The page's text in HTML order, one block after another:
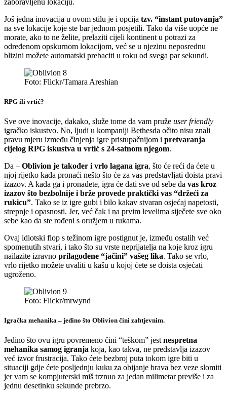
Još jedna inovacija u ovom stilu je i opcija tzv. “instant putovanja”
na sve lokacije koje ste bar jednom posjetili. Tako da više uopće ne
morate, ako to ne želite, prelaziti cijeli kontinent u potrazi za
određenom opskurnom lokacijom, već se u njezinu neposrednu
blizini možete automatski prebaciti u roku od svega par sekundi.
Foto: Flickr/Tamara Areshian
RPG ili vrtić?
Sve ove inovacije, dakako, služe tome da vam pruže user friendly
igračko iskustvo. No, ljudi u kompaniji Bethesda očito nisu znali
pravu mjeru između činjenja igre pristupačnijom i pretvaranja
cijelog RPG iskustva u vrtić s 24-satnom njegom.
Da – Oblivion je također i vrlo lagana igra, što će reći da ćete u
njoj rijetko kada pronaći nešto što će za vas predstavljati doista pravi
izazov. A kada ga i pronađete, igra će dati sve od sebe da vas kroz
izazov što bezbolnije i brže provede praktički vas “držeći za
rukicu”. Tako se iz igre gubi i bilo kakav stvaran osjećaj napetosti,
strepnje i opasnosti. Jer, već čak i na prvim levelima siječete sve oko
sebe kao da ste rođeni s oružjem u rukama.
Ovaj idiotski flop s težinom igre postignut je, između ostalih već
spomenutih stvari, i tako što su vrste neprijatelja na koje kroz igru
nailazite izravno prilagođene “jačini” vašeg lika. Tako se vrlo,
vrlo rijetko možete uvaliti u kašu u kojoj ćete se doista osjećati
ugroženo.
Foto: Flickr/mrwynd
Igračka mehanika – jedino što Oblivion čini zahtjevnim.
Jedino što ovu igru povremeno čini “teškom” jest nespretna
mehanika samog igranja koja, kao takva, ne predstavlja izazov
već izvor frustracija. Tako ćete bezbroj puta tokom igre biti u
situaciji gdje ćete posljednju kuku za obijanje brava bez veze slomiti
jer vam se kompjuterski miš trznuo za jedan milimetar previše i za
jednu desetinku sekunde prebrzo.